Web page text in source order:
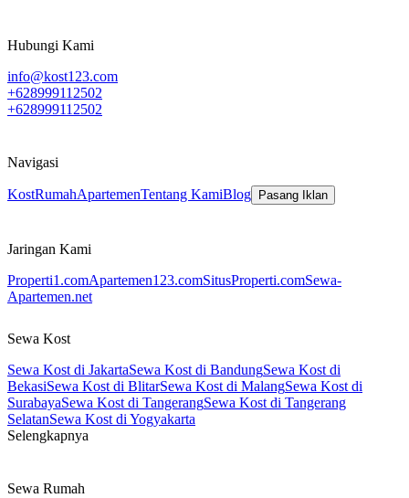
-
Hubungi Kami
info@kost123.com
+628999112502
+628999112502
Navigasi
KostRumahApartemenTentang KamiBlog Pasang Iklan
Jaringan Kami
Properti1.comApartemen123.comSitusProperti.comSewa-
Apartemen.net
Sewa Kost
Sewa Kost di JakartaSewa Kost di BandungSewa Kost di
BekasiSewa Kost di BlitarSewa Kost di MalangSewa Kost di
SurabayaSewa Kost di TangerangSewa Kost di Tangerang
SelatanSewa Kost di Yogyakarta
Selengkapnya
Sewa Rumah